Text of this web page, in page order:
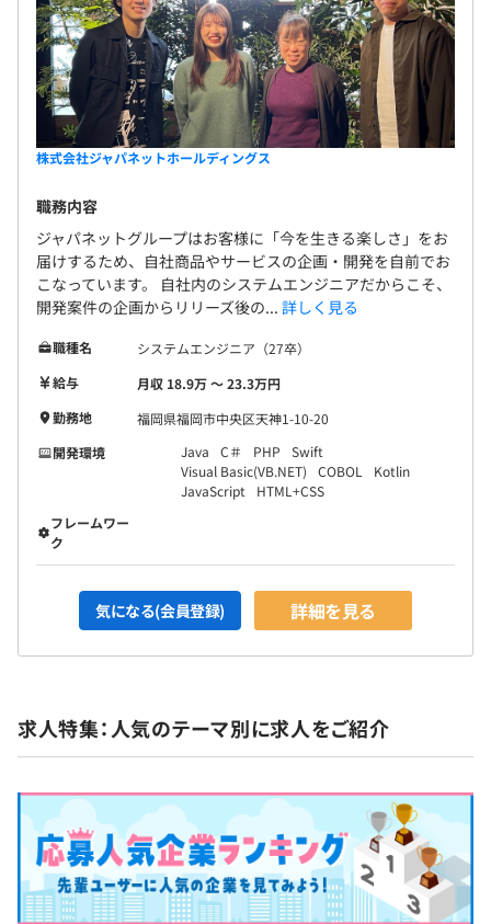
株式会社ジャパネットホールディングス
職務内容
ジャパネットグループはお客様に「今を生きる楽しさ」をお
届けするため、自社商品やサービスの企画・開発を自前でお
こなっています。 自社内のシステムエンジニアだからこそ、
開発案件の企画からリリーズ後の... 詳しく見る
職種名
システムエンジニア（27卒）
給与
月収 18.9万 〜 23.3万円
勤務地
福岡県福岡市中央区天神1-10-20
開発環境
Java C＃ PHP
Swift
Visual Basic(VB.NET)
COBOL
Kotlin
JavaScript
HTML+CSS
フレームワー
ク
気になる(会員登録) 詳細を見る
求人特集：人気のテーマ別に求人をご紹介